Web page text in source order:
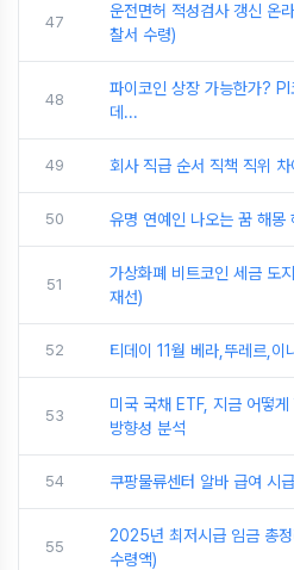
47
운전면허 적성검사 갱신 온
찰서 수령)
48
파이코인 상장 가능한가?
데...
49 회사 직급 순서 직책 직위
50 유명 연예인 나오는 꿈 해몽
51
가상화폐 비트코인 세금 도
재선)
52 티데이 11월 베라,뚜레르,이
53
미국 국채 ETF, 지금 어떻
방향성 분석
54 쿠팡물류센터 알바 급여 시
55
2025년 최저시급 임금 총
수령액)